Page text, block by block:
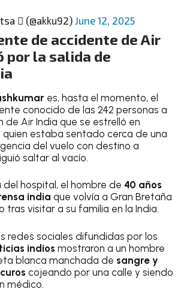
 (@akku92) June 12, 2025
de accidente de Air
por la salida de
es, hasta el momento, el
conocido de las 242 personas a
de Air India que se estrelló en
estaba sentado cerca de una
del vuelo con destino a
saltar al vacío.
hospital, el hombre de 40 años
india que volvía a Gran Bretaña
tras visitar a su familia en la India.
redes sociales difundidas por los
indiosmostraron a un hombre
blanca manchada de sangre y
cojeando por una calle y siendo
médico.